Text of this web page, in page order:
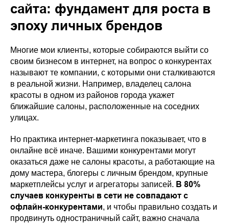
сайта: фундамент для роста в
эпоху личных брендов
Многие мои клиенты, которые собираются выйти со
своим бизнесом в интернет, на вопрос о конкурентах
называют те компании, с которыми они сталкиваются
в реальной жизни. Например, владелец салона
красоты в одном из районов города укажет
ближайшие салоны, расположенные на соседних
улицах.
Но практика интернет-маркетинга показывает, что в
онлайне всё иначе. Вашими конкурентами могут
оказаться даже не салоны красоты, а работающие на
дому мастера, блогеры с личным брендом, крупные
маркетплейсы услуг и агрегаторы записей. В 80%
случаев конкуренты в сети не совпадают с
офлайн-конкурентами, и чтобы правильно создать и
продвинуть одностраничный сайт, важно сначала